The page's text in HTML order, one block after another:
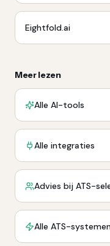
Eightfold.ai
Meer lezen
Alle AI-tools
Alle integraties
Advies bij ATS-
Alle ATS-